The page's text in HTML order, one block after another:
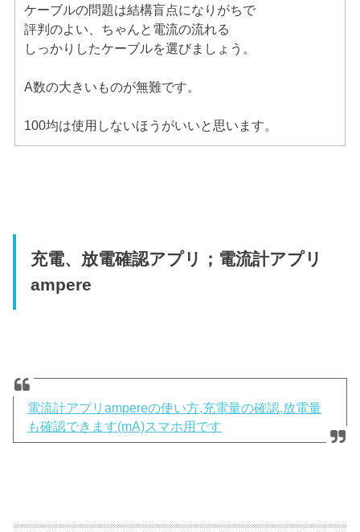
ケーブルの問題は結構盲点になりがちで
評判のよい、ちゃんと電流の流れる
しっかりしたケーブルを選びましょう。
A数の大きいものが無難です。
100均は使用しないほうがいいと思います。
充電、放電確認アプリ；電流計アプリ
ampere
電流計アプリampereの使い方,充電量の確認,放電量
も確認できます(mA)スマホ用です